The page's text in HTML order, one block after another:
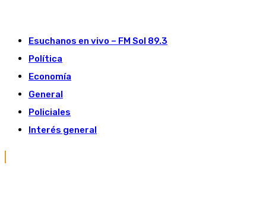
content
Esuchanos en vivo – FM Sol 89.3
Política
Economía
General
Policiales
Interés general